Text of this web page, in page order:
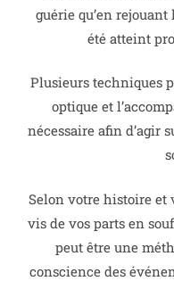
guérie qu’en
été atteint
Plusieurs techniques
optique et
nécessaire afin d’agir
Selon votre histoire et
vis de vos parts en
peut être une
conscience des